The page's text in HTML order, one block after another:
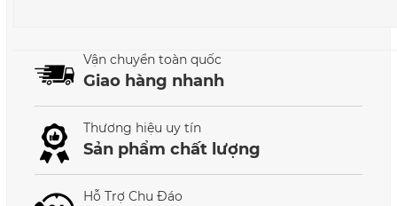
Vận chuyển toàn quốc
Giao hàng nhanh
Thương hiệu uy tín
Sản phẩm chất lượng
Hỗ Trợ Chu Đáo